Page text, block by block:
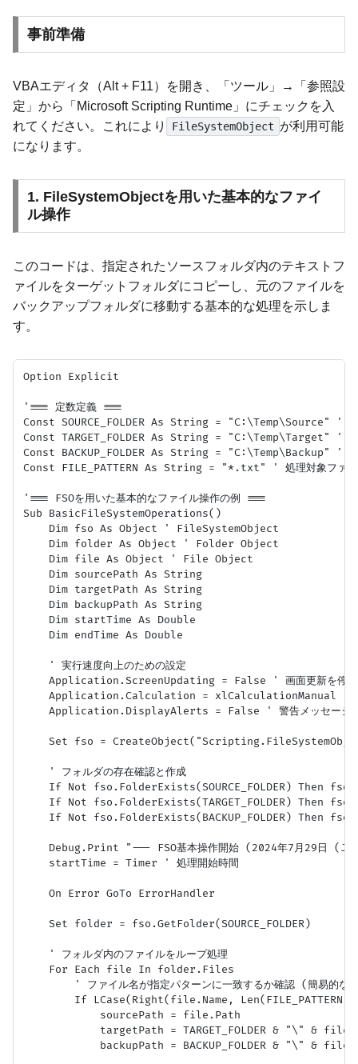
事前準備
VBAエディタ（Alt + F11）を開き、「ツール」→「参照設
定」から「Microsoft Scripting Runtime」にチェックを入
れてください。これにより
FileSystemObject が利用可能
になります。
1. FileSystemObjectを用いた基本的なファイ
ル操作
このコードは、指定されたソースフォルダ内のテキストフ
ァイルをターゲットフォルダにコピーし、元のファイルを
バックアップフォルダに移動する基本的な処理を示しま
す。
Option Explicit
'=== 定数定義 ===
Const SOURCE_FOLDER As String = "C:\Temp\Source" ' ソ
Const TARGET_FOLDER As String = "C:\Temp\Target" ' タ
Const BACKUP_FOLDER As String = "C:\Temp\Backup" ' バ
Const FILE_PATTERN As String = "*.txt" ' 処理対象ファ
'=== FSOを用いた基本的なファイル操作の例 ===
Sub BasicFileSystemOperations()
    Dim fso As Object ' FileSystemObject
    Dim folder As Object ' Folder Object
    Dim file As Object ' File Object
    Dim sourcePath As String
    Dim targetPath As String
    Dim backupPath As String
    Dim startTime As Double
    Dim endTime As Double
    ' 実行速度向上のための設定
    Application.ScreenUpdating = False ' 画面更新を停止
Application.Calculation = xlCalculationManual ' 計
Application.DisplayAlerts = False ' 警告メッセージ
Set fso =
    ' フォルダの存在確認と作成
If Not fso.FolderExists(SOURCE_FOLDER) Then
If Not fso.FolderExists(TARGET_FOLDER) Then
If Not fso.FolderExists(BACKUP_FOLDER) Then
Debug.Print "--- FSO基本操作開始 (2024年7月29日
    startTime = Timer ' 処理開始時間
    On Error GoTo ErrorHandler
    Set folder = fso.GetFolder(SOURCE_FOLDER)
    ' フォルダ内のファイルをループ処理
    For Each file In folder.Files
' ファイル名が指定パターンに一致するか確認 (簡易的な
If LCase(Right(file.Name,
            sourcePath = file.Path
targetPath = TARGET_FOLDER & "\" &
backupPath = BACKUP_FOLDER & "\" &